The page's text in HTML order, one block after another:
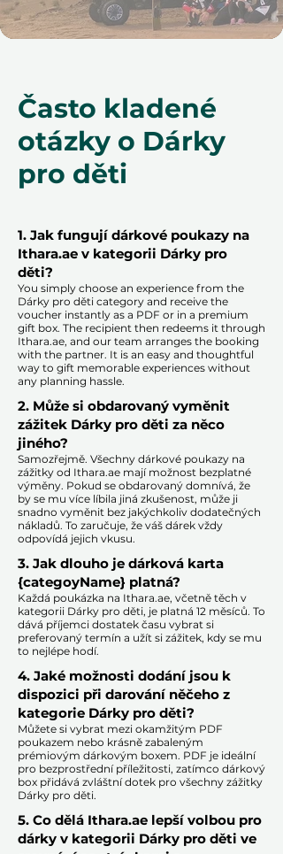
Často kladené
otázky o Dárky
pro děti
1. Jak fungují dárkové poukazy na
Ithara.ae v kategorii Dárky pro
děti?
You simply choose an experience from the
Dárky pro děti category and receive the
voucher instantly as a PDF or in a premium
gift box. The recipient then redeems it through
Ithara.ae, and our team arranges the booking
with the partner. It is an easy and thoughtful
way to gift memorable experiences without
any planning hassle.
2. Může si obdarovaný vyměnit
zážitek Dárky pro děti za něco
jiného?
Samozřejmě. Všechny dárkové poukazy na
zážitky od Ithara.ae mají možnost bezplatné
výměny. Pokud se obdarovaný domnívá, že
by se mu více líbila jiná zkušenost, může ji
snadno vyměnit bez jakýchkoliv dodatečných
nákladů. To zaručuje, že váš dárek vždy
odpovídá jejich vkusu.
3. Jak dlouho je dárková karta
{categoyName} platná?
Každá poukázka na Ithara.ae, včetně těch v
kategorii Dárky pro děti, je platná 12 měsíců. To
dává příjemci dostatek času vybrat si
preferovaný termín a užít si zážitek, kdy se mu
to nejlépe hodí.​
4. Jaké možnosti dodání jsou k
dispozici při darování něčeho z
kategorie Dárky pro děti?
Můžete si vybrat mezi okamžitým PDF
poukazem nebo krásně zabaleným
prémiovým dárkovým boxem. PDF je ideální
pro bezprostřední příležitosti, zatímco dárkový
box přidává zvláštní dotek pro všechny zážitky
Dárky pro děti.​
5. Co dělá Ithara.ae lepší volbou pro
dárky v kategorii Dárky pro děti ve